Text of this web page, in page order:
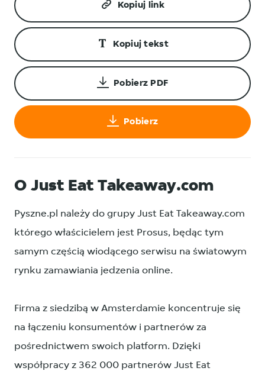
Kopiuj link
Kopiuj tekst
Pobierz PDF
Pobierz
O Just Eat Takeaway.com
Pyszne.pl należy do grupy Just Eat Takeaway.com
którego właścicielem jest Prosus, będąc tym
samym częścią wiodącego serwisu na światowym
rynku zamawiania jedzenia online.
Firma z siedzibą w Amsterdamie koncentruje się
na łączeniu konsumentów i partnerów za
pośrednictwem swoich platform. Dzięki
współpracy z 362 000 partnerów Just Eat